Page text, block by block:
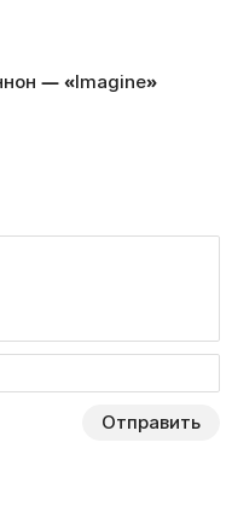
— «Imagine»
Отправить